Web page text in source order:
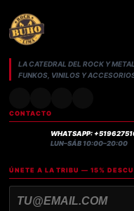
LA CATEDRAL DEL ROCK Y
FUNKOS, VINILOS Y
CONTACTO
WHATSAPP:
LUN–SÁB 10:00–20:00
ÚNETE A LA TRIBU — 15%